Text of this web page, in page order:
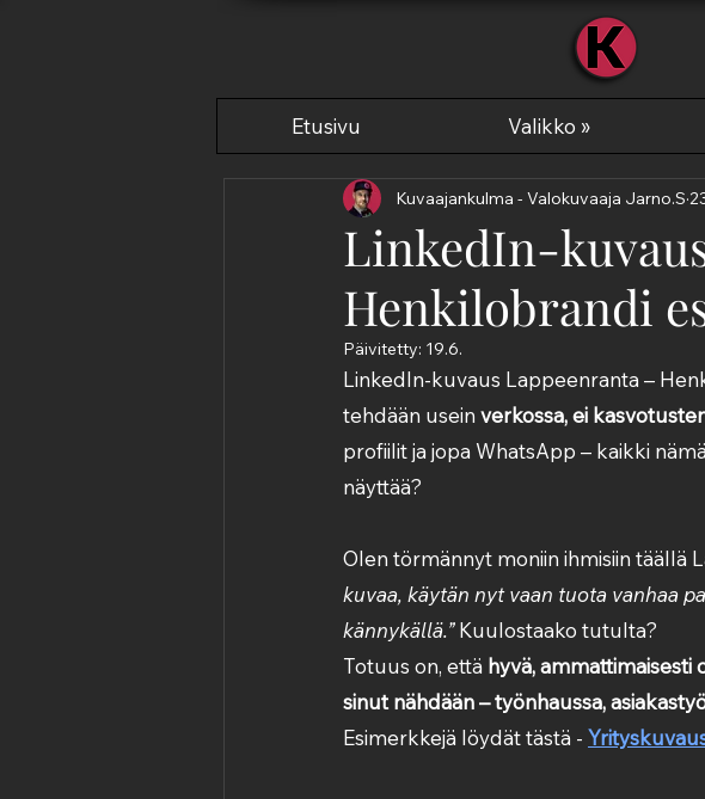
Etusivu Valikko »
LinkedIn-
Henkilobrandi
Kuvaajankulma - Valokuvaaja Jarno.S
Päivitetty: 19.6.
LinkedIn-kuvaus Lappeenranta –
tehdään usein verkossa, ei
profiilit ja jopa WhatsApp – kaikki
näyttää?
Olen törmännyt moniin ihmisiin täällä
kuvaa, käytän nyt vaan tuota vanhaa
kännykällä.” Kuulostaako tutulta?
Totuus on, että hyvä,
sinut nähdään – työnhaussa,
Esimerkkejä löydät tästä -